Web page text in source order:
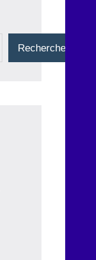
Rechercher